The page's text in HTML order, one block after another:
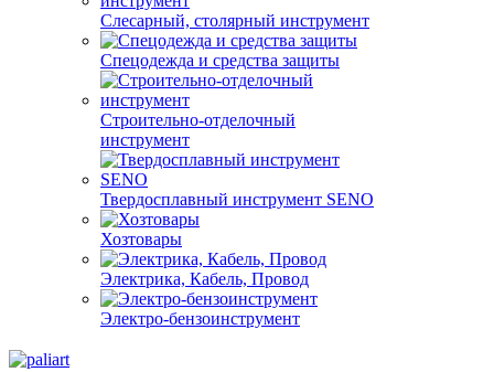
Слесарный, столярный инструмент
Спецодежда и средства защиты
Строительно-отделочный
инструмент
Твердосплавный инструмент SENO
Хозтовары
Электрика, Кабель, Провод
Электро-бензоинструмент